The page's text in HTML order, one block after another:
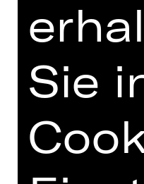
Opernfreunde
Sie